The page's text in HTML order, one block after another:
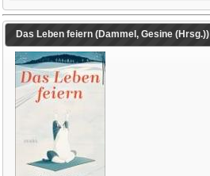
Das Leben feiern (Dammel, Gesine (Hrsg.))